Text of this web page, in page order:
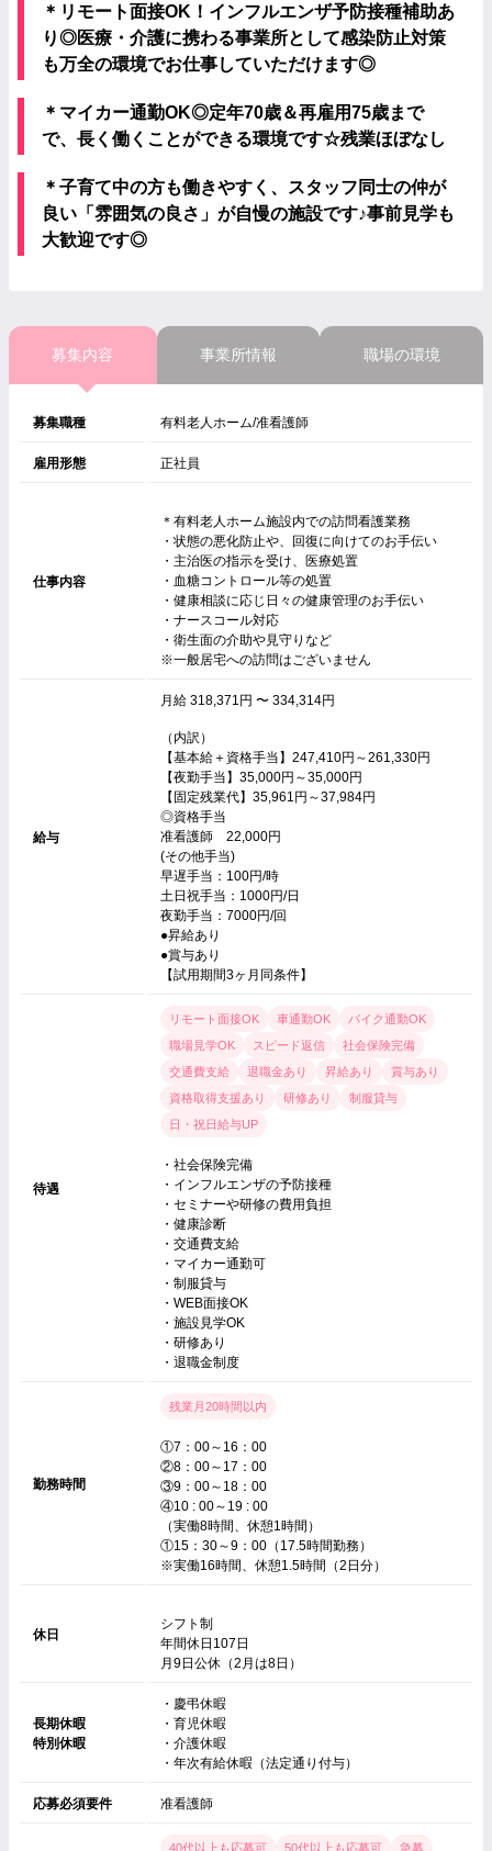
＊リモート面接OK！インフルエンザ予防接種補助あ
り◎医療・介護に携わる事業所として感染防止対策
も万全の環境でお仕事していただけます◎
＊マイカー通勤OK◎定年70歳＆再雇用75歳まで
で、長く働くことができる環境です☆残業ほぼなし
＊子育て中の方も働きやすく、スタッフ同士の仲が
良い「雰囲気の良さ」が自慢の施設です♪事前見学も
大歓迎です◎
募集内容 事業所情報 職場の環境
募集職種 有料老人ホーム/准看護師
雇用形態 正社員
仕事内容
＊有料老人ホーム施設内での訪問看護業務
・状態の悪化防止や、回復に向けてのお手伝い
・主治医の指示を受け、医療処置
・血糖コントロール等の処置
・健康相談に応じ日々の健康管理のお手伝い
・ナースコール対応
・衛生面の介助や見守りなど
※一般居宅への訪問はございません
給与
月給 318,371円 〜 334,314円
（内訳）
【基本給＋資格手当】247,410円～261,330円
【夜勤手当】35,000円～35,000円
【固定残業代】35,961円～37,984円
◎資格手当
准看護師 22,000円
(その他手当)
早遅手当：100円/時
土日祝手当：1000円/日
夜勤手当：7000円/回
●昇給あり
●賞与あり
【試用期間3ヶ月同条件】
待遇
リモート面接OK 車通勤OK
バイク通勤OK
職場見学OK
スピード返信
社会保険完備
交通費支給
退職金あり 昇給あり
賞与あり
資格取得支援あり
研修あり
制服貸与
日・祝日給与UP
・社会保険完備
・インフルエンザの予防接種
・セミナーや研修の費用負担
・健康診断
・交通費支給
・マイカー通勤可
・制服貸与
・WEB面接OK
・施設見学OK
・研修あり
・退職金制度
勤務時間
残業月20時間以内
①7：00～16：00
②8：00～17：00
③9：00～18：00
④10 : 00～19 : 00
（実働8時間、休憩1時間）
①15：30～9：00（17.5時間勤務）
※実働16時間、休憩1.5時間（2日分）
休日
シフト制
年間休日107日
月9日公休（2月は8日）
長期休暇
特別休暇
・慶弔休暇
・育児休暇
・介護休暇
・年次有給休暇（法定通り付与）
応募必須要件 准看護師
40代以上も応募可 50代以上も応募可 急募